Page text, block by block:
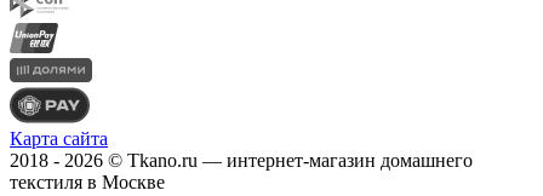
Карта сайта
2018 - 2026 © Tkano.ru — интернет-магазин домашнего
текстиля в Москве